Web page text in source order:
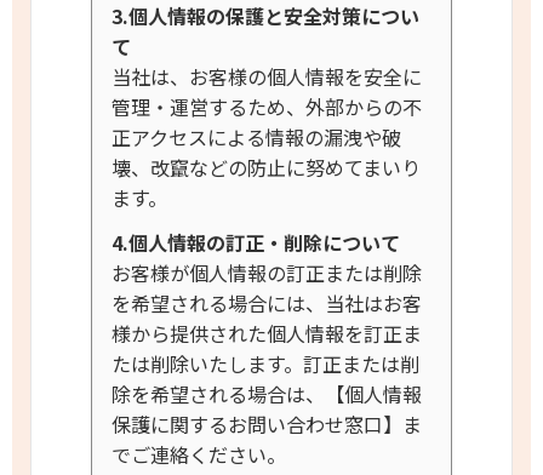
3.個人情報の保護と安全対策につい
て
当社は、お客様の個人情報を安全に
管理・運営するため、外部からの不
正アクセスによる情報の漏洩や破
壊、改竄などの防止に努めてまいり
ます。
4.個人情報の訂正・削除について
お客様が個人情報の訂正または削除
を希望される場合には、当社はお客
様から提供された個人情報を訂正ま
たは削除いたします。訂正または削
除を希望される場合は、【個人情報
保護に関するお問い合わせ窓口】ま
でご連絡ください。